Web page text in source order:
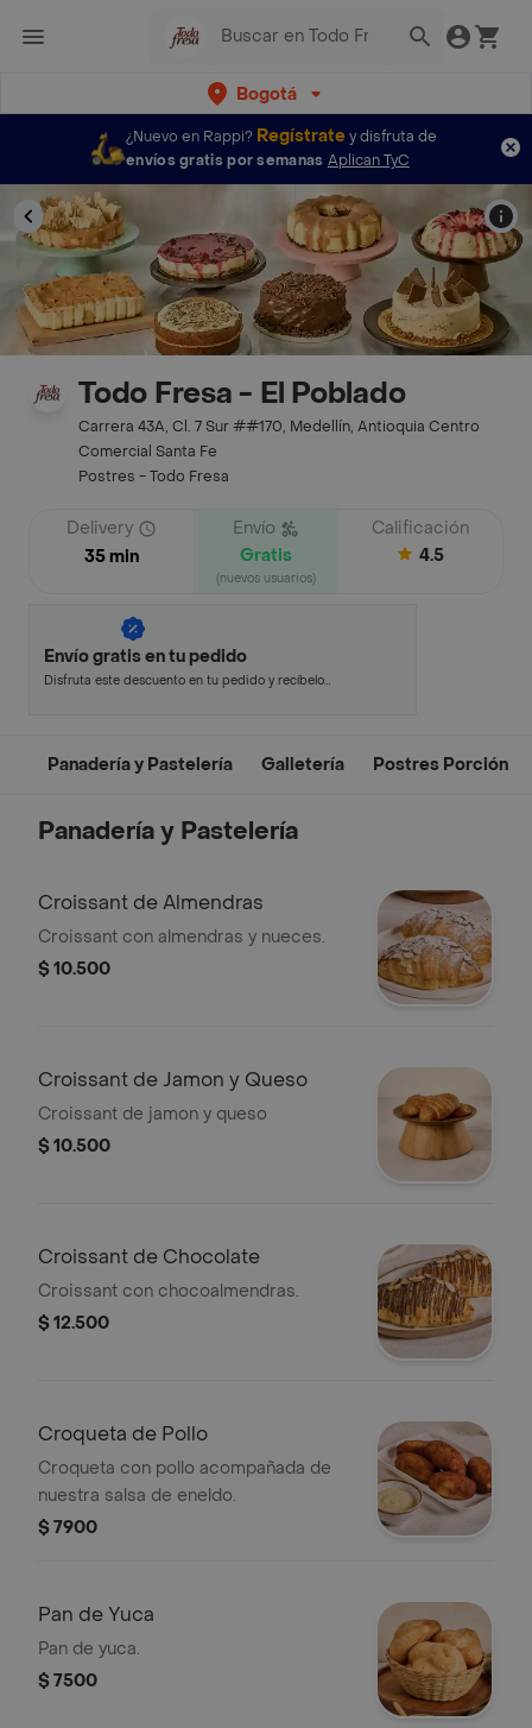
Bogotá
¿Nuevo en Rappi? Regístratey disfruta de
envíos gratis por semanas Aplican TyC
Todo Fresa - El Poblado
Carrera 43A, Cl. 7 Sur ##170, Medellín, Antioquia Centro
Comercial Santa Fe
Postres - Todo Fresa
Delivery
35 min
Envío
Gratis
(nuevos usuarios)
Calificación
4.5
Envío gratis en tu pedido
Disfruta este descuento en tu pedido y recíbelo
Panadería y Pastelería Galletería Postres Porción
Panadería y Pastelería
Croissant de Almendras
Croissant con almendras y nueces.
$ 10.500
Croissant de Jamon y Queso
Croissant de jamon y queso
$ 10.500
Croissant de Chocolate
Croissant con chocoalmendras.
$ 12.500
Croqueta de Pollo
Croqueta con pollo acompañada de
nuestra salsa de eneldo.
$ 7900
Pan de Yuca
Pan de yuca.
$ 7500